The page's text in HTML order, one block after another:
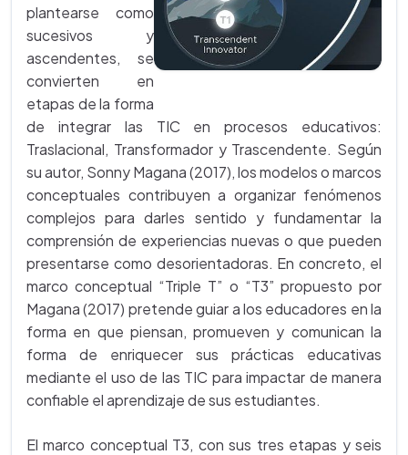
plantearse como
sucesivos y
ascendentes, se
convierten en
etapas de la forma
de integrar las TIC en procesos educativos:
Traslacional, Transformador y Trascendente. Según
su autor, Sonny Magana (2017), los modelos o marcos
conceptuales contribuyen a organizar fenómenos
complejos para darles sentido y fundamentar la
comprensión de experiencias nuevas o que pueden
presentarse como desorientadoras. En concreto, el
marco conceptual “Triple T” o “T3” propuesto por
Magana (2017) pretende guiar a los educadores en la
forma en que piensan, promueven y comunican la
forma de enriquecer sus prácticas educativas
mediante el uso de las TIC para impactar de manera
confiable el aprendizaje de sus estudiantes.
El marco conceptual T3, con sus tres etapas y seis